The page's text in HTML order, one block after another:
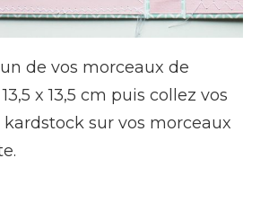
de vos morceaux de
x 13,5 cm puis collez vos
sur vos morceaux